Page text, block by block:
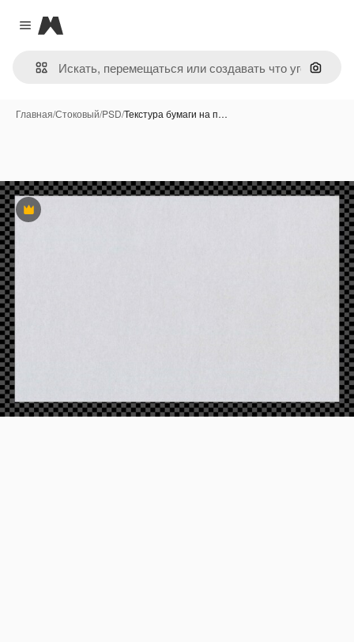
Close menu
Magnific
Поиск
Главная/Стоковый/PSD/Текстура бумаги на п…
Премиум